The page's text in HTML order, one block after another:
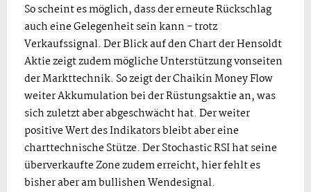
So scheint es möglich, dass der erneute Rückschlag
auch eine Gelegenheit sein kann - trotz
Verkaufssignal. Der Blick auf den Chart der Hensoldt
Aktie zeigt zudem mögliche Unterstützung vonseiten
der Markttechnik. So zeigt der Chaikin Money Flow
weiter Akkumulation bei der Rüstungsaktie an, was
sich zuletzt aber abgeschwächt hat. Der weiter
positive Wert des Indikators bleibt aber eine
charttechnische Stütze. Der Stochastic RSI hat seine
überverkaufte Zone zudem erreicht, hier fehlt es
bisher aber am bullishen Wendesignal.